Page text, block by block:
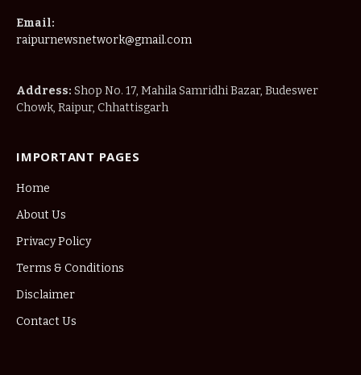
Email:
raipurnewsnetwork@gmail.com
Address: Shop No. 17, Mahila Samridhi Bazar, Budeswer
Chowk, Raipur, Chhattisgarh
IMPORTANT PAGES
Home
About Us
Privacy Policy
Terms & Conditions
Disclaimer
Contact Us